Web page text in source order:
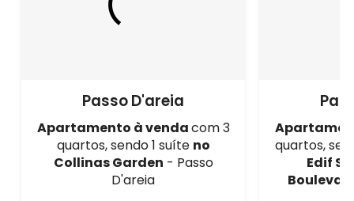
Passo D'areia
Apartamento à vendacom 3
quartos, sendo 1 suíte no
Collinas Garden - Passo
D'areia
quartos,
Edif